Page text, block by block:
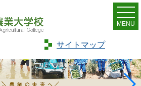
サイトマップ
MENU